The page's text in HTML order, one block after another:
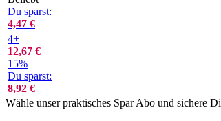
Du sparst:
4,47 €
4+
12,67 €
15%
Du sparst:
8,92 €
Wähle unser praktisches Spar Abo und sichere